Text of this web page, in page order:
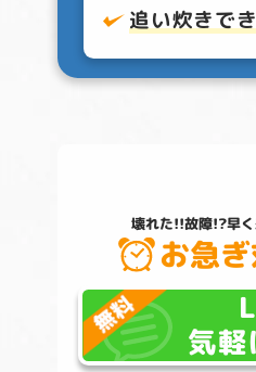
追い炊きで
壊れた!!故障!?早
お急
気軽